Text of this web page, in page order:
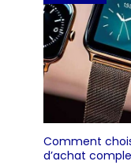
Comment
d’achat